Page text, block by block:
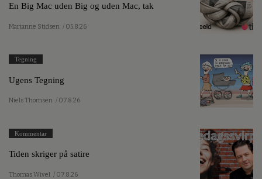
En Big Mac uden Big og uden Mac, tak
Marianne Stidsen / 05.8.26
Tegning
Ugens Tegning
Niels Thomsen / 07.8.26
Kommentar
Tiden skriger på satire
Thomas Wivel / 07.8.26